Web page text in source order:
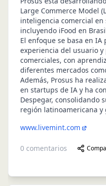
Large Commerce Model
inteligencia comercial
incluyendo iFood en
El enfoque se basa en
experiencia del usuario
comerciales, con
diferentes mercados
Además, Prosus ha
en startups de IA y ha
Despegar, consolidando
región latinoamericana y
www.livemint.com
0 comentarios